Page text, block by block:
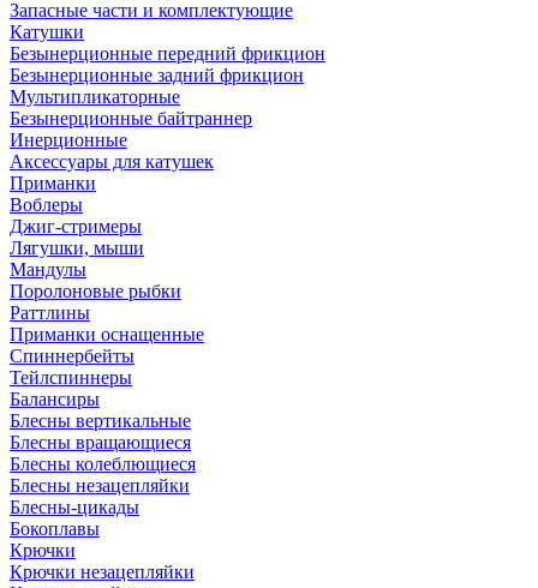
Запасные части и комплектующие
Катушки
Безынерционные передний фрикцион
Безынерционные задний фрикцион
Мультипликаторные
Безынерционные байтраннер
Инерционные
Аксессуары для катушек
Приманки
Воблеры
Джиг-стримеры
Лягушки, мыши
Мандулы
Поролоновые рыбки
Раттлины
Приманки оснащенные
Спиннербейты
Тейлспиннеры
Балансиры
Блесны вертикальные
Блесны вращающиеся
Блесны колеблющиеся
Блесны незацепляйки
Блесны-цикады
Бокоплавы
Крючки
Крючки незацепляйки